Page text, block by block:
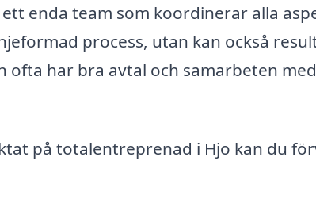
enda team som koordinerar alla
process, utan kan också
har bra avtal och samarbeten
på totalentreprenad i Hjo kan du